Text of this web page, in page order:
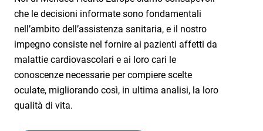
che le decisioni informate sono fondamentali
nell’ambito dell’assistenza sanitaria, e il nostro
impegno consiste nel fornire ai pazienti affetti da
malattie cardiovascolari e ai loro cari le
conoscenze necessarie per compiere scelte
oculate, migliorando così, in ultima analisi, la loro
qualità di vita.
Diabete
Terapia genica
Infarto
Insufficienza